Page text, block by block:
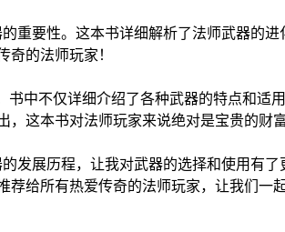
重要性。这本书详细解析了法师武器的
的法师玩家！
中不仅详细介绍了各种武器的特点和适
这本书对法师玩家来说绝对是宝贵的财富
发展历程，让我对武器的选择和使用有
给所有热爱传奇的法师玩家，让我们一